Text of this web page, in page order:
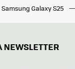
Samsung Galaxy S25